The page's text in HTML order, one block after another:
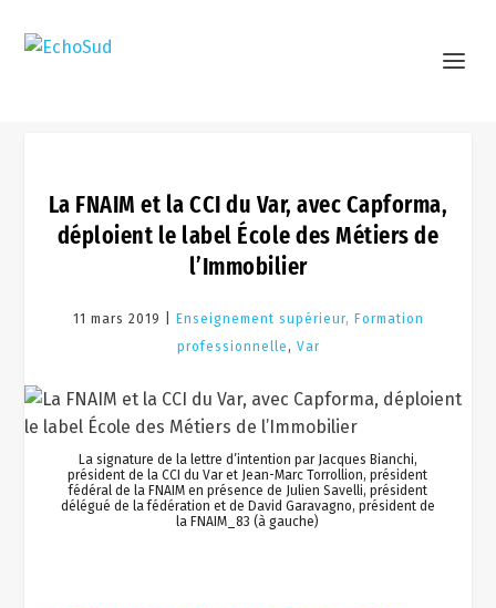
La FNAIM et la CCI du Var, avec Capforma,
déploient le label École des Métiers de
l’Immobilier
11 mars 2019 |
Enseignement supérieur, Formation
professionnelle , Var
La signature de la lettre d’intention par Jacques Bianchi,
président de la CCI du Var et Jean-Marc Torrollion, président
fédéral de la FNAIM en présence de Julien Savelli, président
délégué de la fédération et de David Garavagno, président de
la FNAIM_83 (à gauche)